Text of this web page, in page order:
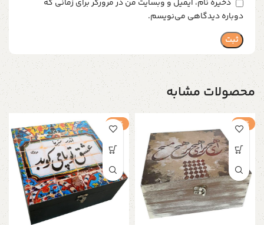
ذخیره نام، ایمیل و وبسایت من در مرورگر برای زمانی که
دوباره دیدگاهی می‌نویسم.
محصولات مشابه
-4%
-4%